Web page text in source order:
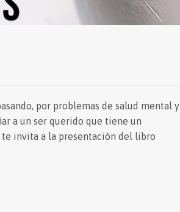
por problemas de salud mental y
a un ser querido que tiene un
te invita a la presentación del libro